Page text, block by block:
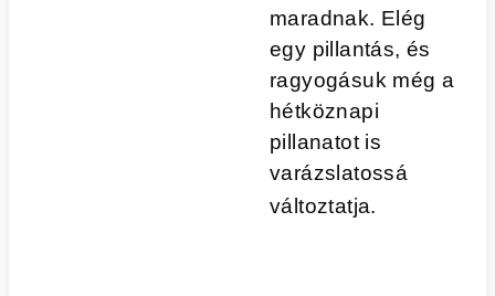
maradnak. Elég
egy pillantás, és
ragyogásuk még a
hétköznapi
pillanatot is
varázslatossá
változtatja.